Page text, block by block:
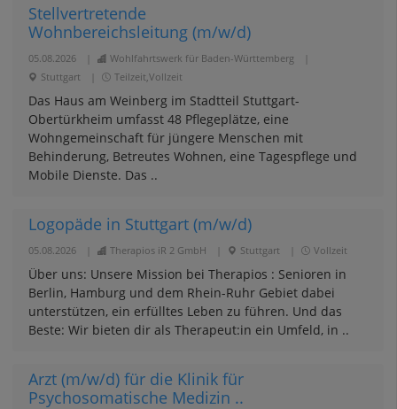
Stellvertretende
Wohnbereichsleitung (m/w/d)
05.08.2026 Wohlfahrtswerk für Baden-Württemberg
Stuttgart
Teilzeit,Vollzeit
Das Haus am Weinberg im Stadtteil Stuttgart-
Obertürkheim umfasst 48 Pflegeplätze, eine
Wohngemeinschaft für jüngere Menschen mit
Behinderung, Betreutes Wohnen, eine Tagespflege und
Mobile Dienste. Das ..
Logopäde in Stuttgart (m/w/d)
05.08.2026 Therapios iR 2 GmbH Stuttgart Vollzeit
Über uns: Unsere Mission bei Therapios : Senioren in
Berlin, Hamburg und dem Rhein-Ruhr Gebiet dabei
unterstützen, ein erfülltes Leben zu führen. Und das
Beste: Wir bieten dir als Therapeut:in ein Umfeld, in ..
Arzt (m/w/d) für die Klinik für
Psychosomatische Medizin ..